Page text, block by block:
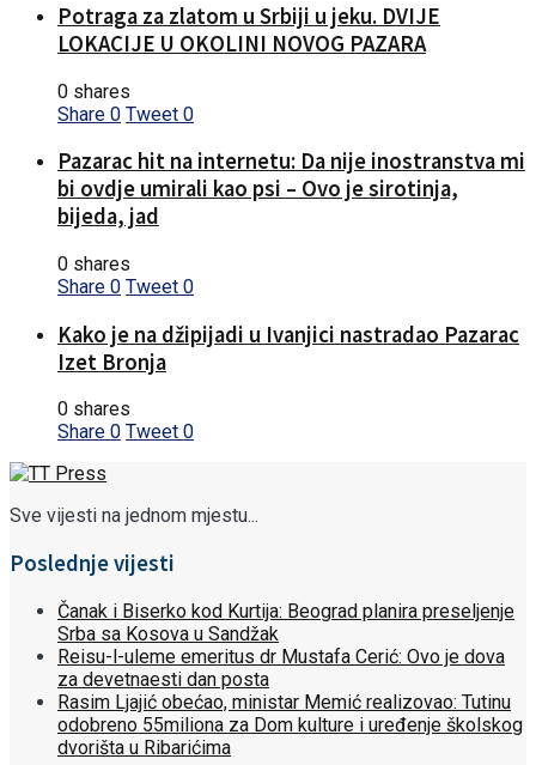
Potraga za zlatom u Srbiji u jeku. DVIJE
LOKACIJE U OKOLINI NOVOG PAZARA
0 shares
Share 0 Tweet 0
Pazarac hit na internetu: Da nije inostranstva mi
bi ovdje umirali kao psi – Ovo je sirotinja,
bijeda, jad
0 shares
Share 0 Tweet 0
Kako je na džipijadi u Ivanjici nastradao Pazarac
Izet Bronja
0 shares
Share 0 Tweet 0
Sve vijesti na jednom mjestu...
Poslednje vijesti
Čanak i Biserko kod Kurtija: Beograd planira preseljenje
Srba sa Kosova u Sandžak
Reisu-l-uleme emeritus dr Mustafa Cerić: Ovo je dova
za devetnaesti dan posta
Rasim Ljajić obećao, ministar Memić realizovao: Tutinu
odobreno 55miliona za Dom kulture i uređenje školskog
dvorišta u Ribarićima